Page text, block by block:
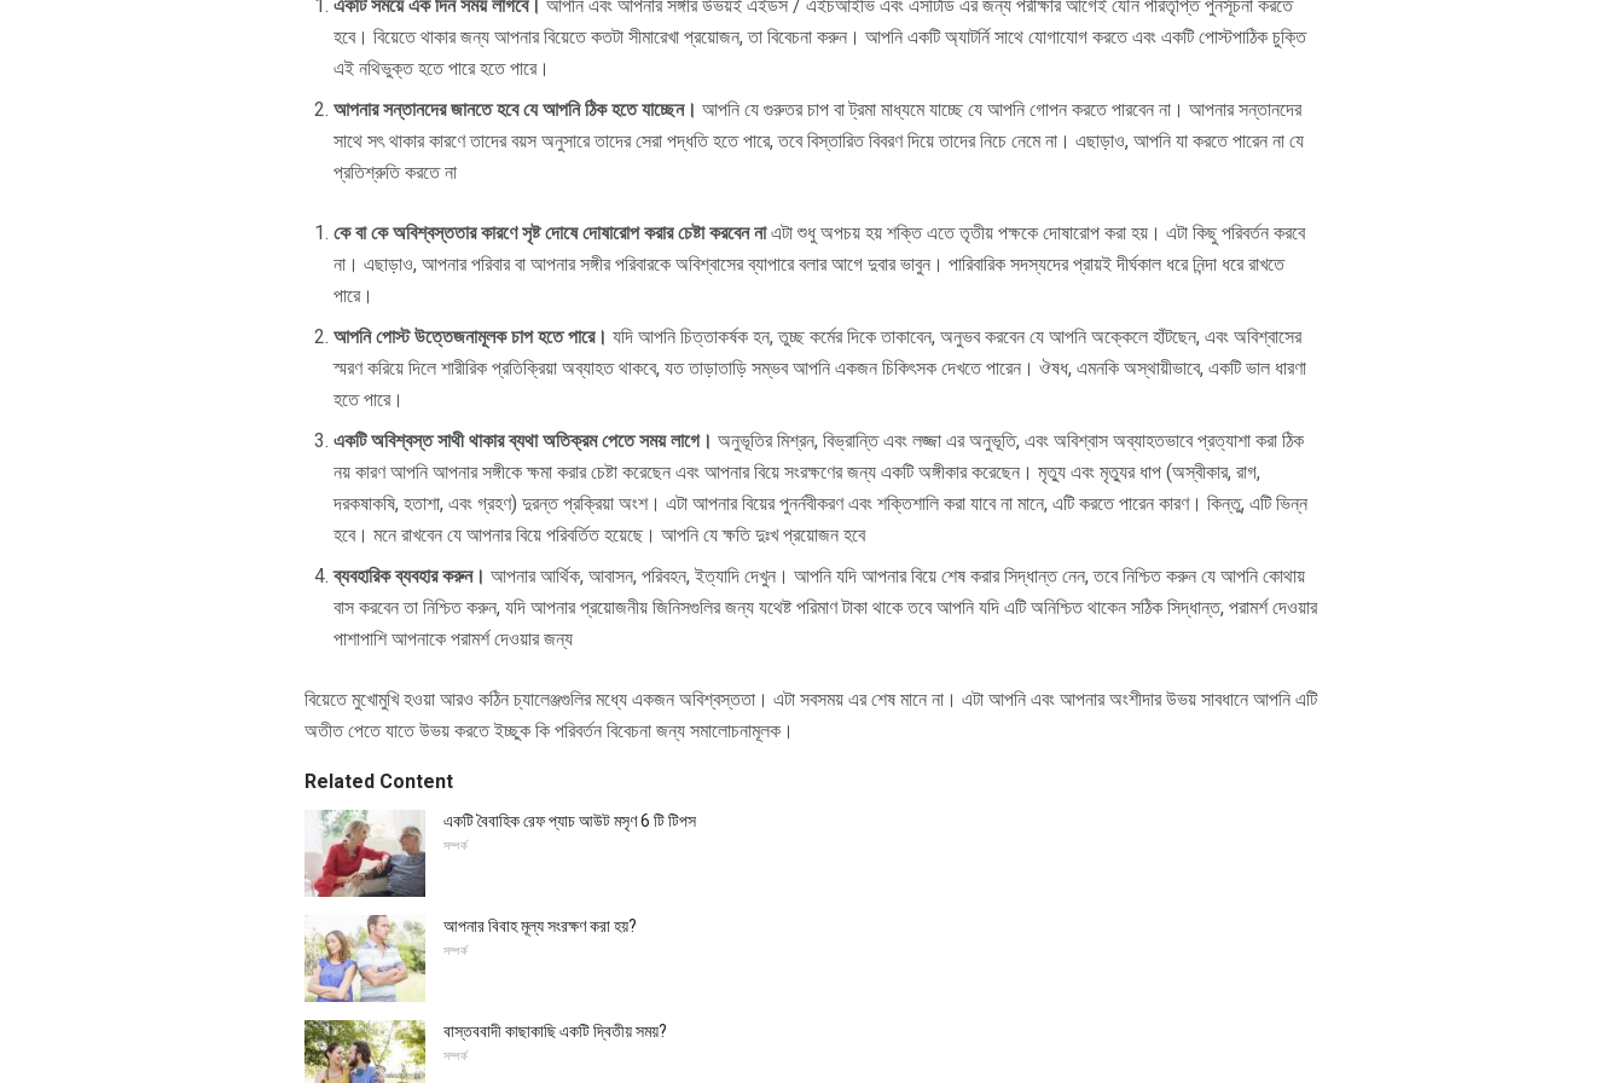
একটি সময়ে এক দিন সময় লাগবে।
আপনি এবং আপনার সঙ্গীর উভয়ই এইডস / এইচআইভি এবং এসটিডি এর জন্য পরীক্ষার আগেই যৌন পরিতৃপ্তি পুনর্সূচনা করতে
হবে। বিয়েতে থাকার জন্য আপনার বিয়েতে কতটা সীমারেখা প্রয়োজন, তা বিবেচনা করুন। আপনি একটি অ্যাটর্নি সাথে যোগাযোগ করতে এবং একটি পোস্টপাঠিক চুক্তি
এই নথিভুক্ত হতে পারে হতে পারে।
আপনার সন্তানদের জানতে হবে যে আপনি ঠিক হতে যাচ্ছেন। আপনি যে গুরুতর চাপ বা ট্রমা মাধ্যমে যাচ্ছে যে আপনি গোপন করতে পারবেন না। আপনার সন্তানদের
সাথে সৎ থাকার কারণে তাদের বয়স অনুসারে তাদের সেরা পদ্ধতি হতে পারে, তবে বিস্তারিত বিবরণ দিয়ে তাদের নিচে নেমে না। এছাড়াও, আপনি যা করতে পারেন না যে
প্রতিশ্রুতি করতে না
কে বা কে অবিশ্বস্ততার কারণে সৃষ্ট দোষে দোষারোপ করার চেষ্টা করবেন নাএটা শুধু অপচয় হয় শক্তি এতে তৃতীয় পক্ষকে দোষারোপ করা হয়। এটা কিছু পরিবর্তন করবে
না। এছাড়াও, আপনার পরিবার বা আপনার সঙ্গীর পরিবারকে অবিশ্বাসের ব্যাপারে বলার আগে দুবার ভাবুন। পারিবারিক সদস্যদের প্রায়ই দীর্ঘকাল ধরে নিন্দা ধরে রাখতে
পারে।
আপনি পোস্ট উত্তেজনামূলক চাপ হতে পারে। যদি আপনি চিত্তাকর্ষক হন, তুচ্ছ কর্মের দিকে তাকাবেন, অনুভব করবেন যে আপনি অক্কেলে হাঁটছেন, এবং অবিশ্বাসের
স্মরণ করিয়ে দিলে শারীরিক প্রতিক্রিয়া অব্যাহত থাকবে, যত তাড়াতাড়ি সম্ভব আপনি একজন চিকিৎসক দেখতে পারেন। ঔষধ, এমনকি অস্থায়ীভাবে, একটি ভাল ধারণা
হতে পারে।
একটি অবিশ্বস্ত সাথী থাকার ব্যথা অতিক্রম পেতে সময় লাগে। অনুভূতির মিশ্রন, বিভ্রান্তি এবং লজ্জা এর অনুভূতি, এবং অবিশ্বাস অব্যাহতভাবে প্রত্যাশা করা ঠিক
নয় কারণ আপনি আপনার সঙ্গীকে ক্ষমা করার চেষ্টা করেছেন এবং আপনার বিয়ে সংরক্ষণের জন্য একটি অঙ্গীকার করেছেন। মৃত্যু এবং মৃত্যুর ধাপ (অস্বীকার, রাগ,
দরকষাকষি, হতাশা, এবং গ্রহণ) দুরন্ত প্রক্রিয়া অংশ। এটা আপনার বিয়ের পুনর্নবীকরণ এবং শক্তিশালি করা যাবে না মানে, এটি করতে পারেন কারণ। কিন্তু, এটি ভিন্ন
হবে। মনে রাখবেন যে আপনার বিয়ে পরিবর্তিত হয়েছে। আপনি যে ক্ষতি দুঃখ প্রয়োজন হবে
ব্যবহারিক ব্যবহার করুন। আপনার আর্থিক, আবাসন, পরিবহন, ইত্যাদি দেখুন। আপনি যদি আপনার বিয়ে শেষ করার সিদ্ধান্ত নেন, তবে নিশ্চিত করুন যে আপনি কোথায়
বাস করবেন তা নিশ্চিত করুন, যদি আপনার প্রয়োজনীয় জিনিসগুলির জন্য যথেষ্ট পরিমাণ টাকা থাকে তবে আপনি যদি এটি অনিশ্চিত থাকেন সঠিক সিদ্ধান্ত, পরামর্শ দেওয়ার
পাশাপাশি আপনাকে পরামর্শ দেওয়ার জন্য
বিয়েতে মুখোমুখি হওয়া আরও কঠিন চ্যালেঞ্জগুলির মধ্যে একজন অবিশ্বস্ততা। এটা সবসময় এর শেষ মানে না। এটা আপনি এবং আপনার অংশীদার উভয় সাবধানে আপনি এটি
অতীত পেতে যাতে উভয় করতে ইচ্ছুক কি পরিবর্তন বিবেচনা জন্য সমালোচনামূলক।
Related Content
একটি বৈবাহিক রেফ প্যাচ আউট মসৃণ 6 টি টিপস
সম্পর্ক
আপনার বিবাহ মূল্য সংরক্ষণ করা হয়?
সম্পর্ক
বাস্তববাদী কাছাকাছি একটি দ্বিতীয় সময়?
সম্পর্ক